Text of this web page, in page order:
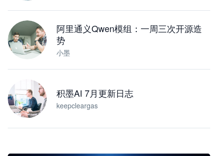
阿里通义Qwen模组：一周三次开源造
势
小墨
积墨AI 7月更新日志
keepcleargas